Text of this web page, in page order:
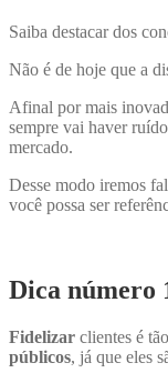
Saiba destacar dos
Não é de hoje que a
Afinal por mais
sempre vai haver
mercado.
Desse modo iremos
você possa ser
Dica número
Fidelizar clientes é
públicos, já que eles